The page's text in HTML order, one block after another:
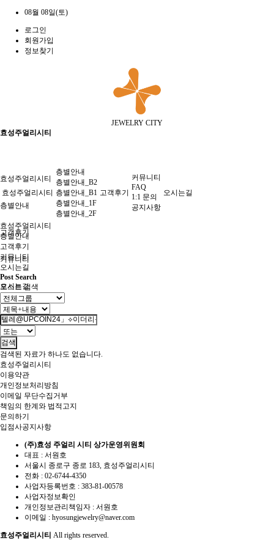
08월 08일(토)
로그인
회원가입
정보찾기
JEWELRY CITY
효성주얼리시티
효성주얼리시티
층별안내
고객후기
커뮤니티
오시는길
효성주얼리시티
층별안내
층별안내_B2
층별안내_B1
층별안내_1F
층별안내_2F
고객후기
커뮤니티
FAQ
1:1 문의
공지사항
오시는길
효성주얼리시티
층별안내
고객후기
커뮤니티
오시는길
Post Search
포스트 검색
검색
검색된 자료가 하나도 없습니다.
효성주얼리시티
이용약관
개인정보처리방침
이메일 무단수집거부
책임의 한계와 법적고지
문의하기
입점사공지사항
(주)효성 주얼리 시티 상가운영위원회
대표 : 서원호
서울시 종로구 종로 183, 효성주얼리시티
전화 : 02-6744-4350
사업자등록번호 : 383-81-00578
사업자정보확인
개인정보관리책임자 : 서원호
이메일 : hyosungjewelry@naver.com
효성주얼리시티 All rights reserved.